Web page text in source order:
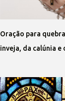
Oração para
inveja, da calúnia e